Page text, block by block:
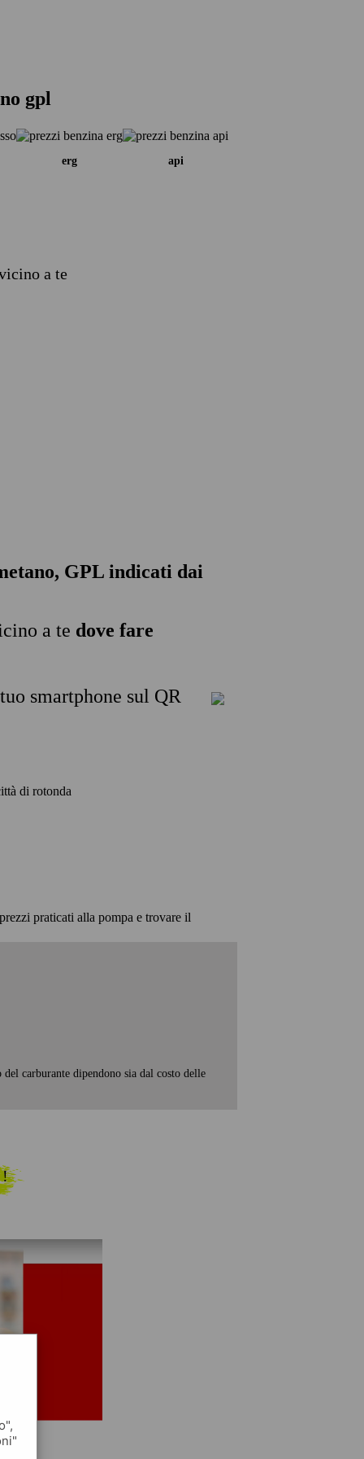
gpl
erg api
a te
GPL indicati dai
a te dove fare
smartphone sul QR
di rotonda
praticati alla pompa e trovare il
carburante dipendono sia dal costo delle
!